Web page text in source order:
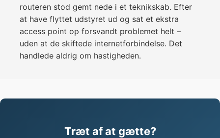
routeren stod gemt nede i et teknikskab. Efter
at have flyttet udstyret ud og sat et ekstra
access point op forsvandt problemet helt –
uden at de skiftede internetforbindelse. Det
handlede aldrig om hastigheden.
Træt af at gætte?